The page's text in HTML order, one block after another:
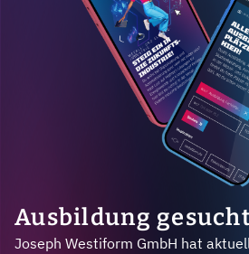
Ausbildung
Joseph Westiform GmbH hat